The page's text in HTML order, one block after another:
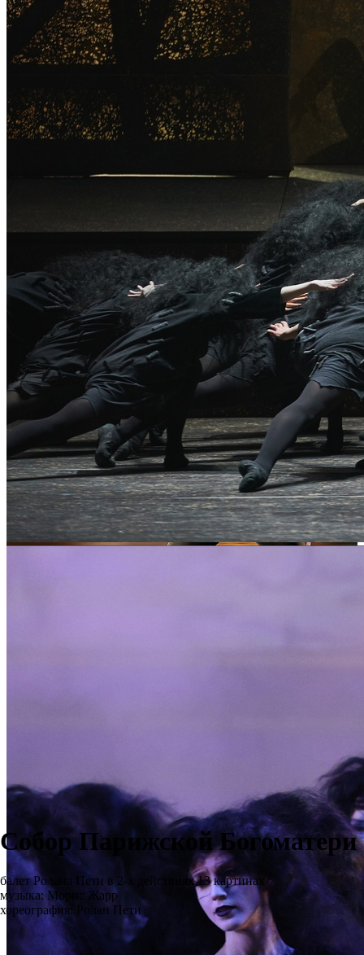
Собор Парижской Богоматери
балет Ролана Пети в 2-х действиях 13 картинах
музыка: Морис Жарр
хореография: Ролан Пети